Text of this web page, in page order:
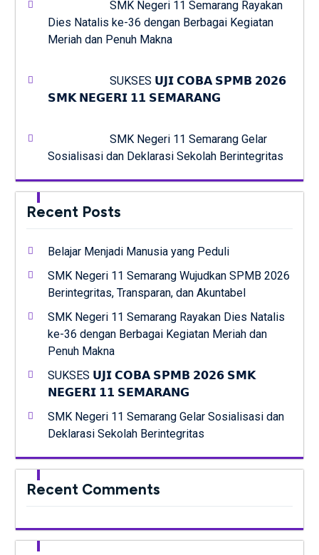
SMK Negeri 11 Semarang Rayakan
Dies Natalis ke-36 dengan Berbagai Kegiatan
Meriah dan Penuh Makna
SUKSES 𝗨𝗝𝗜 𝗖𝗢𝗕𝗔 𝗦𝗣𝗠𝗕 𝟮𝟬𝟮𝟲
𝗦𝗠𝗞 𝗡𝗘𝗚𝗘𝗥𝗜 𝟭𝟭 𝗦𝗘𝗠𝗔𝗥𝗔𝗡𝗚
SMK Negeri 11 Semarang Gelar
Sosialisasi dan Deklarasi Sekolah Berintegritas
Recent Posts
Belajar Menjadi Manusia yang Peduli
SMK Negeri 11 Semarang Wujudkan SPMB 2026
Berintegritas, Transparan, dan Akuntabel
SMK Negeri 11 Semarang Rayakan Dies Natalis
ke-36 dengan Berbagai Kegiatan Meriah dan
Penuh Makna
SUKSES 𝗨𝗝𝗜 𝗖𝗢𝗕𝗔 𝗦𝗣𝗠𝗕 𝟮𝟬𝟮𝟲 𝗦𝗠𝗞
𝗡𝗘𝗚𝗘𝗥𝗜 𝟭𝟭 𝗦𝗘𝗠𝗔𝗥𝗔𝗡𝗚
SMK Negeri 11 Semarang Gelar Sosialisasi dan
Deklarasi Sekolah Berintegritas
Recent Comments